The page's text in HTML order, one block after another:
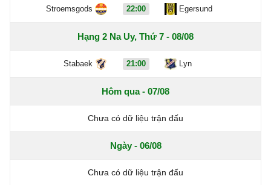
Stroemsgods 22:00 Egersund
Hạng 2 Na Uy, Thứ 7 - 08/08
Stabaek 21:00 Lyn
Hôm qua - 07/08
Chưa có dữ liệu trận đấu
Ngày - 06/08
Chưa có dữ liệu trận đấu